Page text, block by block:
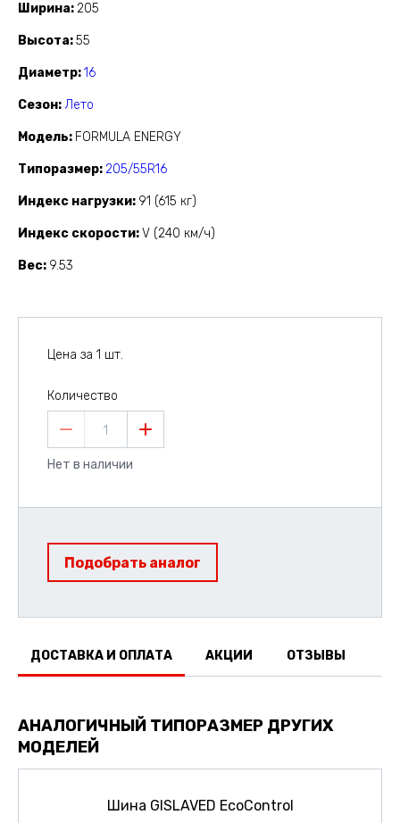
Ширина 205
Высота 55
Диаметр 16
Сезон Лето
Модель FORMULA ENERGY
Типоразмер 205/55R16
Индекс нагрузки 91 (615 кг)
Индекс скорости V (240 км/ч)
Вес 9.53
Цена за 1 шт.
Количество
1
Нет в наличии
Подобрать аналог
ДОСТАВКА И ОПЛАТА АКЦИИ ОТЗЫВЫ
АНАЛОГИЧНЫЙ ТИПОРАЗМЕР ДРУГИХ
МОДЕЛЕЙ
Шина GISLAVED EcoControl